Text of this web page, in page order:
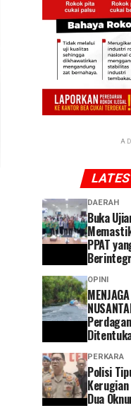
DAERAH
Buka
PPAT
OPINI
PERKARA
Polisi
Dua